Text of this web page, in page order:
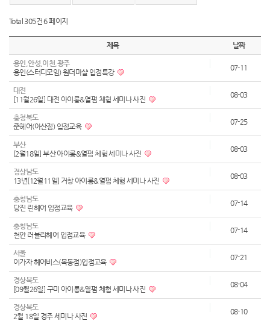
Total 305건6 페이지
제목 날짜
용인,안성,이천,광주
용인(스터디모임) 원더마샬 입점특강
07-11
대전
[11월26일] 대전 아이롱&열펌 체험 세미나 사진
08-03
충청북도
준헤어(아산점) 입점교육
07-25
부산
[2월18일] 부산 아이롱&열펌 체험 세미나 사진
08-03
경상남도
13년[12월11일] 거창 아이롱&열펌 체험 세미나 사진
08-03
충청남도
당진 린헤어 입점교육
07-14
충청남도
천안 러블리헤어 입점교육
07-14
서울
이가자 헤어비스(목동점)입점교육
07-21
경상북도
[09월26일] 구미 아이롱&열펌 체험 세미나 사진
08-04
경상북도
2월 18일 경주 세미나 사진
08-10